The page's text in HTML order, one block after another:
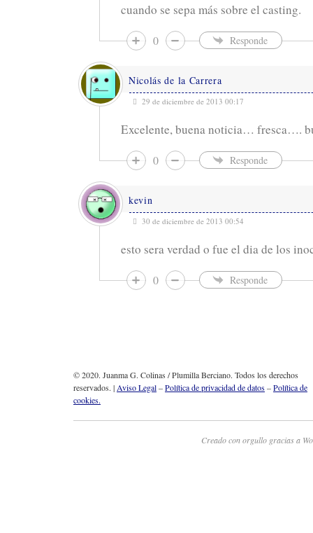
cuando se sepa más sobre el casting.
0 Responde
Nicolás de la Carrera
29 de diciembre de 2013 00:17
Excelente, buena noticia… fresca….
0 Responde
kevin
30 de diciembre de 2013 00:54
esto sera verdad o fue el dia de los
0 Responde
© 2020. Juanma G. Colinas / Plumilla Berciano. Todos los derechos
reservados. | Aviso Legal–Política de privacidad de datos–Política de
cookies.
Creado con orgullo gracias a